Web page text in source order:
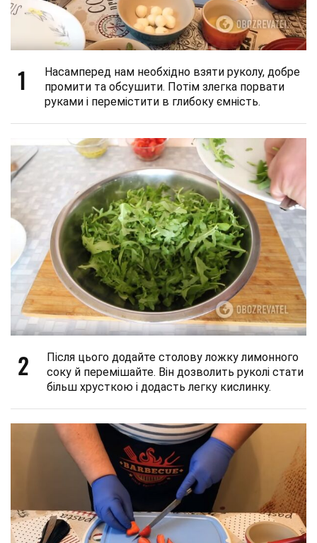
1
Насамперед нам необхідно взяти руколу, добре
промити та обсушити. Потім злегка порвати
руками і перемістити в глибоку ємність.
2
Після цього додайте столову ложку лимонного
соку й перемішайте. Він дозволить руколі стати
більш хрусткою і додасть легку кислинку.